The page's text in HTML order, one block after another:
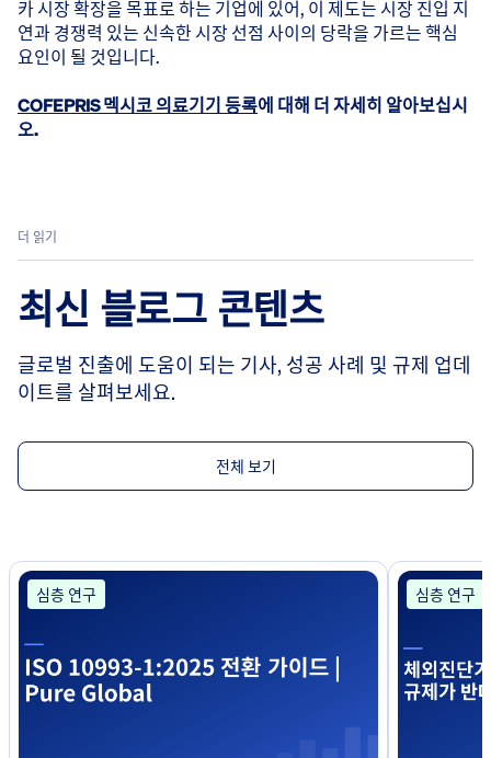
카 시장 확장을 목표로 하는 기업에 있어, 이 제도는 시장 진입 지
연과 경쟁력 있는 신속한 시장 선점 사이의 당락을 가르는 핵심
요인이 될 것입니다.
COFEPRIS 멕시코 의료기기 등록에 대해 더 자세히 알아보십시
오.
더 읽기
최신 블로그 콘텐츠
글로벌 진출에 도움이 되는 기사, 성공 사례 및 규제 업데
이트를 살펴보세요.
전체 보기
심층 연구 심층 연구